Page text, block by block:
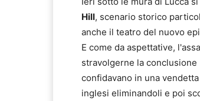
Hill, scenario storico
anche il teatro del nuovo
E come da aspettative,
stravolgerne la
confidavano in una
inglesi eliminandoli e poi